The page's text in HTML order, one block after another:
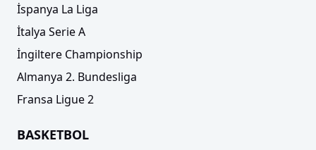
İspanya La Liga
İtalya Serie A
İngiltere Championship
Almanya 2. Bundesliga
Fransa Ligue 2
BASKETBOL